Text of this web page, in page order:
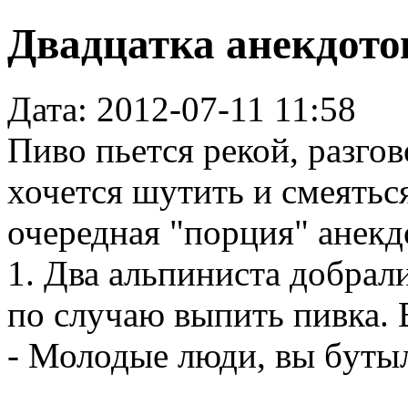
Двадцатка
Дата: 2012-07-11 11:58
Пиво пьется рекой,
хочется шутить и
очередная "порция"
1. Два альпиниста
по слyчаю выпить пивка.
- Молодые люди, вы